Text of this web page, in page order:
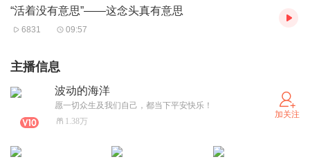
你可曾见过？
你可曾到过？
若你见过，
若你到过，
若你生活在那里，可免于
“活着没有意思”——这念头真有意思
6831 09:57
主播信息
波动的海洋
愿一切众生及我们自己，都当下平安快乐！
1.38万
加关注